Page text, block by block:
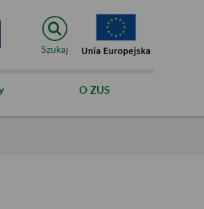
Szukaj
O ZUS